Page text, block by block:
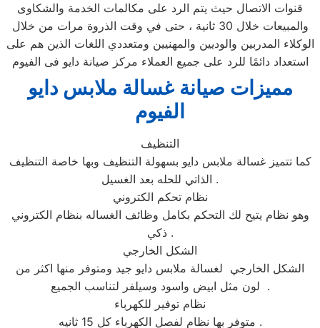
قنوات الاتصال حيث يتم الرد على مكالمات الخدمة والشكاوى
والمبيعات خلال 30 ثانية ، حتى في وقت الذروة مرات من خلال
الوكلاء المدربين والوديين والمهنيين ومتعددي اللغات الذين هم على
استعداد دائمًا للرد على جميع العملاء مركز صيانة دايو فى الفيوم
مميزات صيانة غسالة ملابس دايو
الفيوم
التنظيف
كما تتميز غسالة ملابس دايو بسهولة التنظيف وبها خاصة التنظيف
الذاتي للحله بعد الغسيل .
نظام تحكم الكتروني
وهو نظام يتيح لك التحكم بكامل وظائف الغساله بنظام الكتروني
ذكي .
الشكل الخارجي
الشكل الخارجي لغسالة ملابس دايو جيد ومتوفر منها اكثر من
لون مثل ابيض واسود وسيلفر لتناسب الجميع .
نظام توفير للكهرباء
متوفر بها نظام لفصل الكهرباء كل 15 ثانيه .